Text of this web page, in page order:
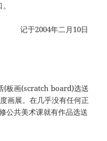
记于2004年二月10日
板画(scratch board)选送
画展。在几乎没有任何正
公共美术课就有作品选送